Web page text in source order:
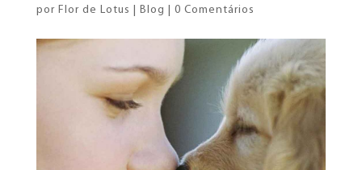
por Flor de Lotus Blog 0 Comentários